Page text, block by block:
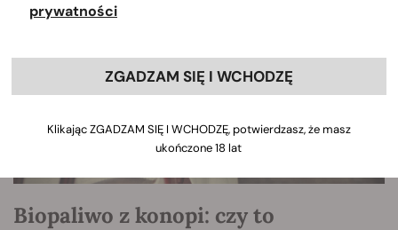
Biopaliwo z konopi: czy to
prywatności
ZGADZAM SIĘ I WCHODZĘ
Klikając ZGADZAM SIĘ I WCHODZĘ, potwierdzasz, że masz
ukończone 18 lat